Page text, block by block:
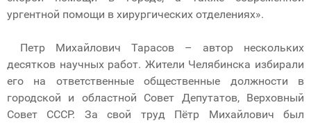
ургентной помощи в хирургических отделениях».
Петр Михайлович Тарасов – автор нескольких
десятков научных работ. Жители Челябинска избирали
его на ответственные общественные должности в
городской и областной Совет Депутатов, Верховный
Совет СССР. За свой труд Пётр Михайлович был